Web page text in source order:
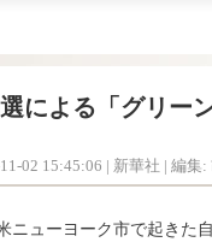
による「グリー
02 15:45:06 | 新華社 | 編集:
ニューヨーク市で起きた